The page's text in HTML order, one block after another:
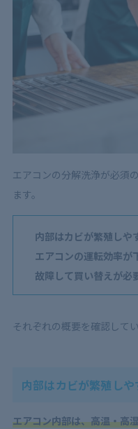
エアコンの分解洗浄が必須
ます。
内部はカビが繁殖しや
エアコンの運転効率が
故障して買い替えが必
それぞれの概要を確認して
内部はカビが繁殖しや
エアコン内部は、高温・高